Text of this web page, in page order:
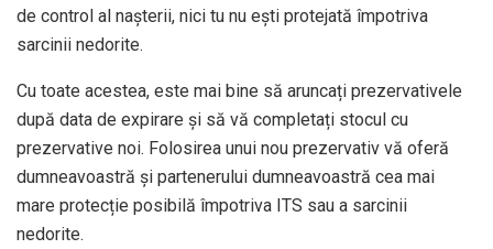
de control al nașterii, nici tu nu ești protejată împotriva
sarcinii nedorite.
Cu toate acestea, este mai bine să aruncați prezervativele
după data de expirare și să vă completați stocul cu
prezervative noi. Folosirea unui nou prezervativ vă oferă
dumneavoastră și partenerului dumneavoastră cea mai
mare protecție posibilă împotriva ITS sau a sarcinii
nedorite.